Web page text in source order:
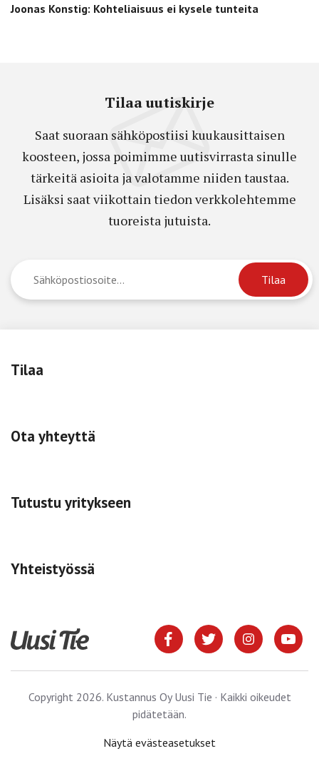
Joonas Konstig: Kohteliaisuus ei kysele tunteita
Tilaa uutiskirje
Saat suoraan sähköpostiisi kuukausittaisen
koosteen, jossa poimimme uutisvirrasta sinulle
tärkeitä asioita ja valotamme niiden taustaa.
Lisäksi saat viikottain tiedon verkkolehtemme
tuoreista jutuista.
Tilaa
Ota yhteyttä
Tutustu yritykseen
Yhteistyössä
Copyright 2026. Kustannus Oy Uusi Tie · Kaikki oikeudet
pidätetään.
Näytä evästeasetukset